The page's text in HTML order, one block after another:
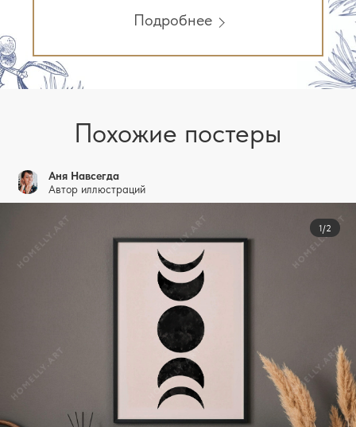
Подробнее
Похожие постеры
Аня Навсегда
Автор иллюстраций
1/2